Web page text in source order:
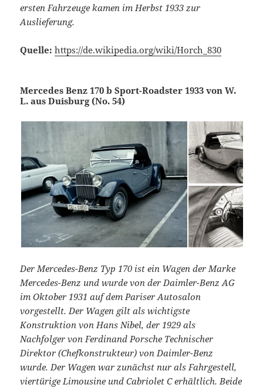
ersten Fahrzeuge kamen im Herbst 1933 zur
Auslieferung.
Quelle: https://de.wikipedia.org/wiki/Horch_830
Mercedes Benz 170 b Sport-Roadster 1933 von W.
L. aus Duisburg (No. 54)
Der Mercedes-Benz Typ 170 ist ein Wagen der Marke
Mercedes-Benz und wurde von der Daimler-Benz AG
im Oktober 1931 auf dem Pariser Autosalon
vorgestellt. Der Wagen gilt als wichtigste
Konstruktion von Hans Nibel, der 1929 als
Nachfolger von Ferdinand Porsche Technischer
Direktor (Chefkonstrukteur) von Daimler-Benz
wurde. Der Wagen war zunächst nur als Fahrgestell,
viertürige Limousine und Cabriolet C erhältlich. Beide